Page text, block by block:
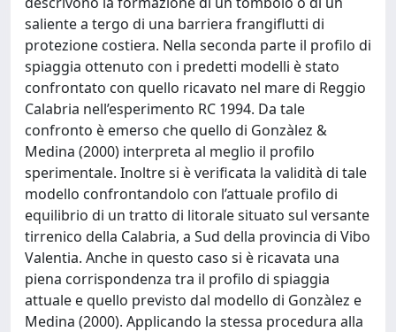
saliente a tergo di una barriera frangiflutti di
protezione costiera. Nella seconda parte il profilo di
spiaggia ottenuto con i predetti modelli è stato
confrontato con quello ricavato nel mare di Reggio
Calabria nell’esperimento RC 1994. Da tale
confronto è emerso che quello di Gonzàlez &
Medina (2000) interpreta al meglio il profilo
sperimentale. Inoltre si è verificata la validità di tale
modello confrontandolo con l’attuale profilo di
equilibrio di un tratto di litorale situato sul versante
tirrenico della Calabria, a Sud della provincia di Vibo
Valentia. Anche in questo caso si è ricavata una
piena corrispondenza tra il profilo di spiaggia
attuale e quello previsto dal modello di Gonzàlez e
Medina (2000). Applicando la stessa procedura alla